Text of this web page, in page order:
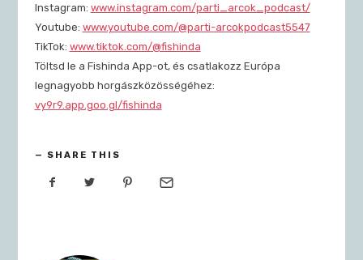
Instagram: ⁠ www.instagram.com/parti_arcok_podcast/⁠
Youtube: ⁠ www.youtube.com/@parti-arcokpodcast5547⁠
TikTok: ⁠ www.tiktok.com/@fishinda⁠
Töltsd le a Fishinda App-ot, és csatlakozz Európa
legnagyobb horgászközösségéhez:
vy9r9.app.goo.gl/fishinda⁠
SHARE THIS